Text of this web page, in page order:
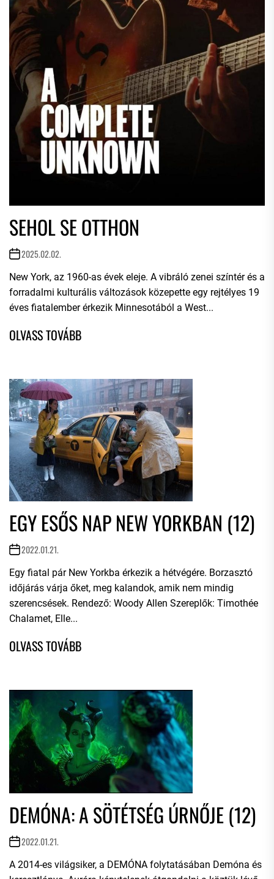
SEHOL SE OTTHON
2025.02.02.
New York, az 1960-as évek eleje. A vibráló zenei színtér és a
forradalmi kulturális változások közepette egy rejtélyes 19
éves fiatalember érkezik Minnesotából a West...
EGY ESŐS NAP NEW YORKBAN (12)
2022.01.21.
Egy fiatal pár New Yorkba érkezik a hétvégére. Borzasztó
időjárás várja őket, meg kalandok, amik nem mindig
szerencsések. Rendező: Woody Allen Szereplők: Timothée
Chalamet, Elle...
DEMÓNA: A SÖTÉTSÉG ÚRNŐJE (12)
2022.01.21.
A 2014-es világsiker, a DEMÓNA folytatásában Demóna és